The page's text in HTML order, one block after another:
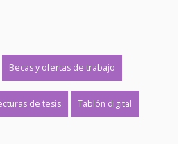
Becas y ofertas de trabajo
de tesis Tablón digital